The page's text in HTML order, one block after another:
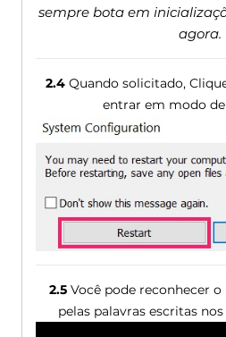
sempre bota em
agora.
2.4 Quando solicitado,
entrar em modo
2.5 Você pode reconhecer
pelas palavras escritas